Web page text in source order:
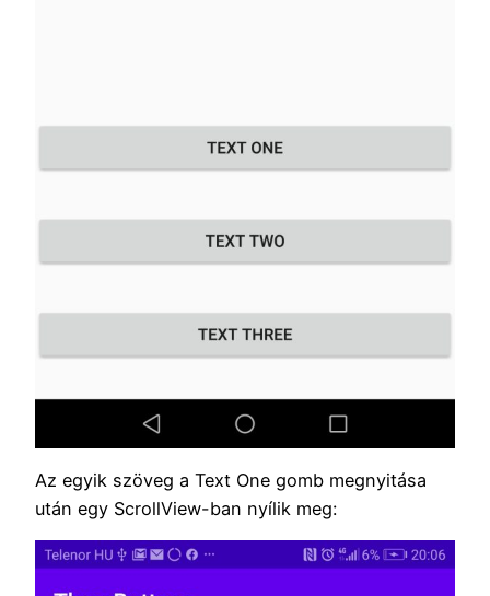
Az egyik szöveg a Text One gomb megnyitása
után egy ScrollView-ban nyílik meg: